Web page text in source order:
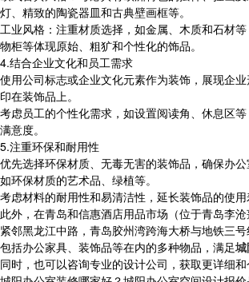
灯、精致的陶瓷器皿和古典壁画框等。
工业风格：注重材质选择，如金属、木质和石材
物柜等体现原始、粗犷和个性化的饰品。
4.结合企业文化和员工需求
使用公司标志或企业文化元素作为装饰，展现企
印在装饰品上。
考虑员工的个性化需求，如设置阅读角、休息区
满意度。
5.注重环保和耐用性
优先选择环保材质、无毒无害的装饰品，确保办公
如环保材质的艺术品、绿植等。
考虑材料的耐用性和易清洁性，延长装饰品的使用
此外，在青岛和信惠酒店用品市场（位于青岛李沧
紧邻黑龙江中路，青岛胶州湾跨海大桥与地铁三
包括办公家具、装饰品等在内的多种物品，满足
同时，也可以咨询专业的设计公司，获取更详细和